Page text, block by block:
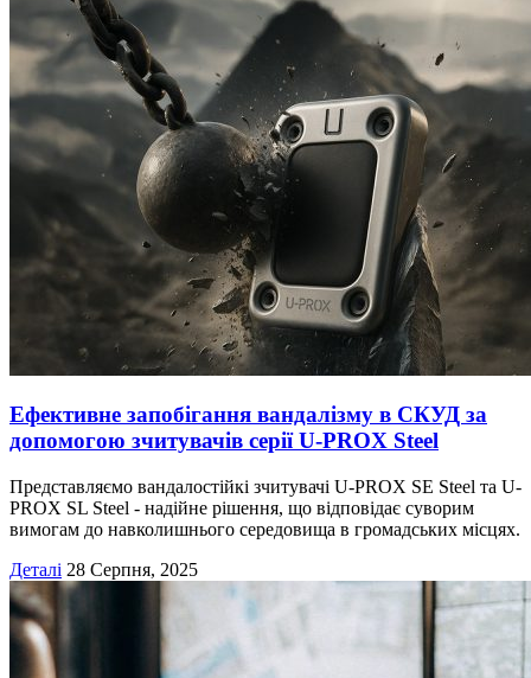
Ефективне запобігання вандалізму в СКУД за
допомогою зчитувачів серії U-PROX Steel
Представляємо вандалостійкі зчитувачі U-PROX SE Steel та U-
PROX SL Steel - надійне рішення, що відповідає суворим
вимогам до навколишнього середовища в громадських місцях.
Деталі 28 Серпня, 2025